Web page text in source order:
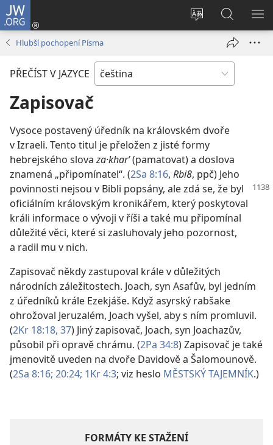
JW.ORG
Změnit
stránek
Přihlásit
se
okno)
Hledat
na
JW.ORG
Hlubší pochopení Písma
PŘEČÍST V JAZYCE
Zapisovač
Vysoce postavený úředník na královském dvoře
v Izraeli. Tento titul je přeložen z jisté formy
hebrejského slovaza·kharʹ(pamatovat) a doslova
znamená „připomínatel“. (2Sa 8:16, Rbi8, ppč) Jeho
povinnosti nejsou v Bibli popsány, ale zdá se, že byl
oficiálním královským kronikářem, který poskytoval
králi informace o vývoji v říši a také mu připomínal
důležité věci, které si zasluhovaly jeho pozornost,
a radil mu v nich.
Zapisovač někdy zastupoval krále v důležitých
národních záležitostech. Joach, syn Asafův, byl jedním
z úředníků krále Ezekjáše. Když asyrský rabšake
ohrožoval Jeruzalém, Joach vyšel, aby s ním promluvil.
(2Kr 18:18, 37) Jiný zapisovač, Joach, syn Joachazův,
působil při opravě chrámu. (2Pa 34:8) Zapisovač je také
jmenovitě uveden na dvoře Davidově a Šalomounově.
(2Sa 8:16; 20:24; 1Kr 4:3; viz heslo MĚSTSKÝ TAJEMNÍK.)
FORMÁTY KE STAŽENÍ